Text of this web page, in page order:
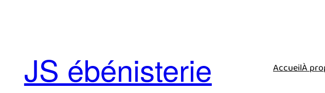
JS ébénisterie AccueilÀ